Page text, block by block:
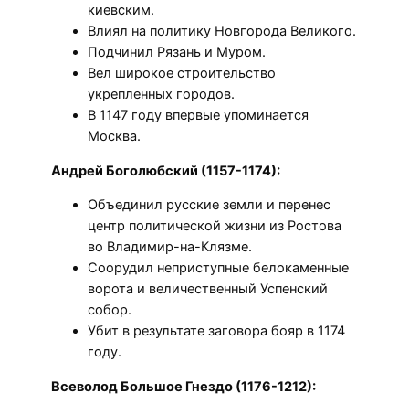
киевским.
Влиял на политику Новгорода Великого.
Подчинил Рязань и Муром.
Вел широкое строительство
укрепленных городов.
В 1147 году впервые упоминается
Москва.
Андрей Боголюбский (1157-1174):
Объединил русские земли и перенес
центр политической жизни из Ростова
во Владимир-на-Клязме.
Соорудил неприступные белокаменные
ворота и величественный Успенский
собор.
Убит в результате заговора бояр в 1174
году.
Всеволод Большое Гнездо (1176-1212):